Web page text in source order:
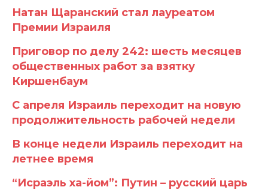
Натан Щаранский стал лауреатом
Премии Израиля
Приговор по делу 242: шесть месяцев
общественных работ за взятку
Киршенбаум
С апреля Израиль переходит на новую
продолжительность рабочей недели
В конце недели Израиль переходит на
летнее время
“Исраэль ха-йом”: Путин – русский царь